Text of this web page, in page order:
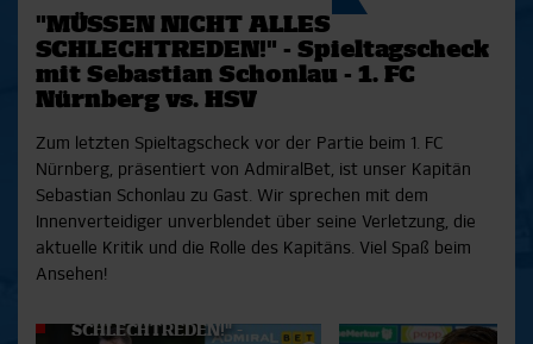
Bundesliga 17/18
Bundesliga 16/17
Pokal- und Testspiele
Reportagen
Trainingslager
Mit dem HSVtv-Abo hast Du vollen Zugriff auf über
100 Videos jeden Monat, darunter alle Saisonspiele
in voller Länge, sowie Spielzusammenfassungen,
mehr.
JETZT ZUM ABO
"MÜSSEN NICHT ALLES
SCHLECHTREDEN!" - Spieltagscheck
mit Sebastian Schonlau - 1. FC
Nürnberg vs. HSV
Zum letzten Spieltagscheck vor der Partie beim 1. FC
Nürnberg, präsentiert von AdmiralBet, ist unser Kapitän
Sebastian Schonlau zu Gast. Wir sprechen mit dem
Innenverteidiger unverblendet über seine Verletzung, die
aktuelle Kritik und die Rolle des Kapitäns. Viel Spaß beim
Ansehen!14.12.2023
SCHLECHTREDEN!" -